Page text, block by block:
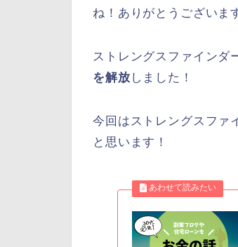
ね！ありがとうございま
ストレングスファインダ
を解放 しました！
今回はストレングスファ
と思います！